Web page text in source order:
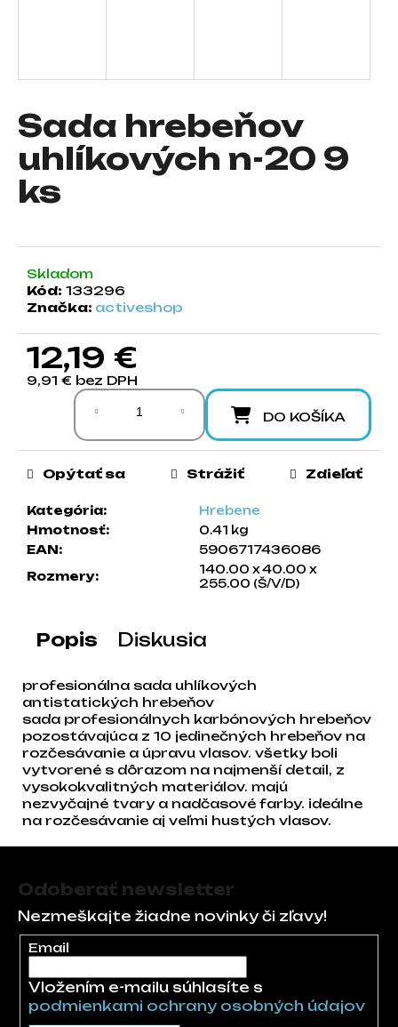
Sada hrebeňov
uhlíkových n-20 9
ks
Skladom
Kód: 133296
Značka: activeshop
12,19 €
9,91 € bez DPH
Jednotková cena:
DO KOŠÍKA
Kategória:
Hrebene
Hmotnosť:
0.41 kg
EAN:
5906717436086
Rozmery:
140.00 x 40.00 x
255.00 (Š/V/D)
Opýtať sa Strážiť Zdieľať
Popis Diskusia
profesionálna sada uhlíkových
antistatických hrebeňov
sada profesionálnych karbónových hrebeňov
pozostávajúca z 10 jedinečných hrebeňov na
rozčesávanie a úpravu vlasov. všetky boli
vytvorené s dôrazom na najmenší detail, z
vysokokvalitných materiálov. majú
nezvyčajné tvary a nadčasové farby. ideálne
na rozčesávanie aj veľmi hustých vlasov.
?
O
d
p
o
r
ú
e
Odoberať newsletter
Nezmeškajte žiadne novinky či zľavy!
Email
Vložením e-mailu súhlasíte s
podmienkami ochrany osobných údajov